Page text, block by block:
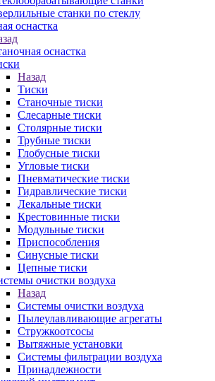
станки по стеклу
оснастка
оснастка
Назад
Тиски
Станочные тиски
Слесарные тиски
Столярные тиски
Трубные тиски
Глобусные тиски
Угловые тиски
Пневматические тиски
Гидравлические тиски
Лекальные тиски
Крестовинные тиски
Модульные тиски
Приспособления
Синусные тиски
Цепные тиски
очистки воздуха
Назад
Системы очистки воздуха
Пылеулавливающие агрегаты
Стружкоотсосы
Вытяжные установки
Системы фильтрации воздуха
Принадлежности